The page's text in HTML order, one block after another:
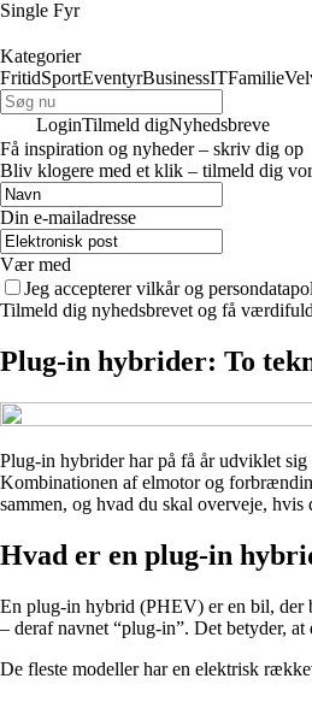
Single Fyr
Kategorier
FritidSportEventyrBusinessITFamilie
LoginTilmeld digNyhedsbreve
Få inspiration og nyheder – skriv dig op
Bliv klogere med et klik – tilmeld dig
Din e-mailadresse
Vær med
Jeg accepterer vilkår og
Tilmeld dig nyhedsbrevet og få
Plug-in hybrider: To
Plug-in hybrider har på få år udviklet
Kombinationen af elmotor og
sammen, og hvad du skal overveje,
Hvad er en plug-in
En plug-in hybrid (PHEV) er en bil, der
– deraf navnet “plug-in”. Det betyder,
De fleste modeller har en elektrisk